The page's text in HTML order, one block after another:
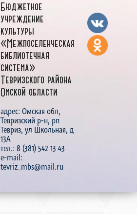
Бюджетное
учреждение
культуры
«Межпоселенческая
библиотечная
система»
Тевризского района
Омской области
адрес: Омская обл,
Тевризский р-н, рп
Тевриз, ул Школьная, д
13А
тел.: 8 (381) 542 13 43
e-mail:
tevriz_mbs@mail.ru